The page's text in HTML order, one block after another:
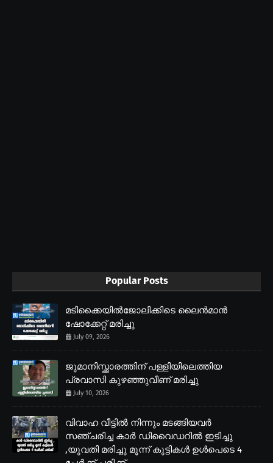
Popular Posts
മടിക്കൈയിൽജോലിക്കിടെ ലൈൻമാൻ
ഷോക്കേറ്റ് മരിച്ചു
July 09, 2026
ജുമാനിസ്ക്കാരത്തിന് പള്ളിയിലെത്തിയ
പ്രവാസി കുഴഞ്ഞുവീണ് മരിച്ചു
July 10, 2026
വിവാഹ വീട്ടിൽ നിന്നും മടങ്ങിയവർ
സഞ്ചരിച്ച കാർ ഡിവൈഡറിൽ ഇടിച്ചു
,യുവതി മരിച്ചു മൂന്ന് കുട്ടികൾ ഉൾപെടെ 4